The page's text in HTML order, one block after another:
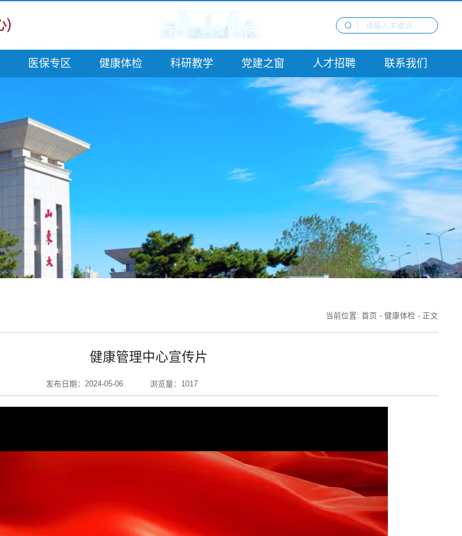
医保专区 健康体检 科研教学 党建之窗 人才招聘 联系我们
当前位置: 首页 - 健康体检 - 正文
健康管理中心宣传片
发布日期：2024-05-06 浏览量： 1017